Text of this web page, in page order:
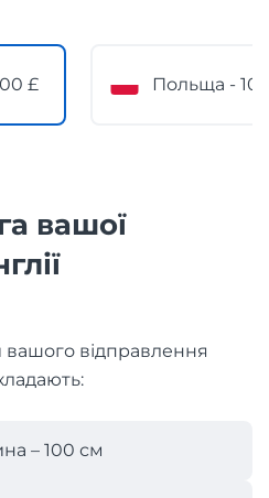
£ Польща - 10
вашої
відправлення
– 100 см